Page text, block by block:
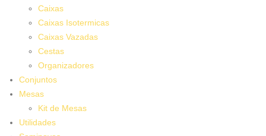
Caixas
Caixas Isotermicas
Caixas Vazadas
Cestas
Organizadores
Conjuntos
Mesas
Kit de Mesas
Utilidades